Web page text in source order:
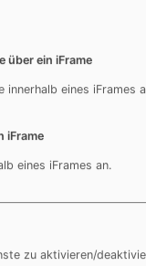
über ein iFrame
eines iFrames
iFrame
eines iFrames an.
zu aktivieren/